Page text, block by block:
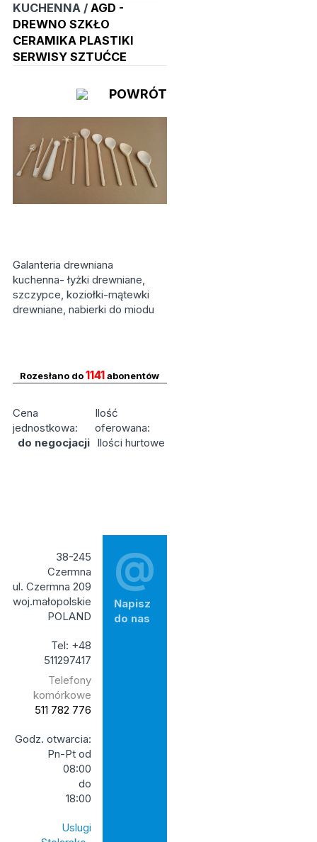
KUCHENNA / AGD -
DREWNO SZKŁO
CERAMIKA PLASTIKI
SERWISY SZTUĆCE
POWRÓT
Galanteria drewniana
kuchenna- łyżki drewniane,
szczypce, koziołki-mątewki
drewniane, nabierki do miodu
Rozesłano do1141abonentów
Cena
jednostkowa:
do negocjacji
Ilość
oferowana:
Ilości hurtowe
38-245
Czermna
ul. Czermna 209
woj.małopolskie
POLAND
Tel: +48
511297417
Telefony
komórkowe
511 782 776
Godz. otwarcia:
Pn-Pt od
08:00
do
18:00
Uslugi
@
Napisz
do nas